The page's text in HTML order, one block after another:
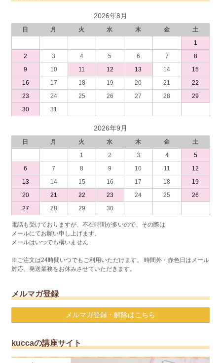
2026年8月
日 月 火 水 木 金
土
1
2
3 4 5 6 7
8
9
10 11 12 13 14
15
16
17 18 19 20 21
22
23
24 25 26 27 28
29
30
31
2026年9月
日 月 火 水 木 金
土
1
2 3 4
5
6
7 8 9 10 11
12
13
14 15 16 17 18
19
20
21 22 23 24 25
26
27
28 29 30
電話も受けておりますが、不在時間が多いので、その際は
メールにてお願い申し上げます。
メールはいつでも構いません
※ご注文は24時間いつでもご利用いただけます。 時間外・赤色日はメール
対応、発送業務をお休みさせていただきます。
メルマガ登録
メルマガ登録・解除はこちら
kuccaの講座サイト